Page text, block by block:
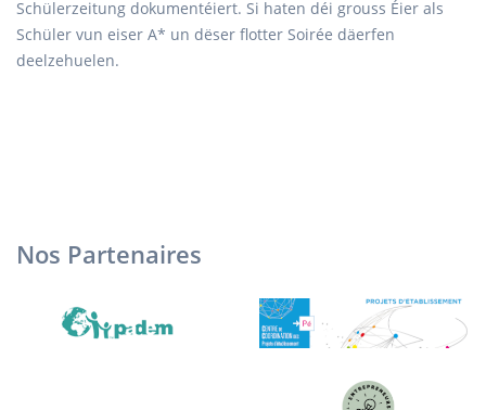
Schülerzeitung dokumentéiert. Si haten déi grouss Éier als
Schüler vun eiser A* un dëser flotter Soirée däerfen
deelzehuelen.
Nos Partenaires